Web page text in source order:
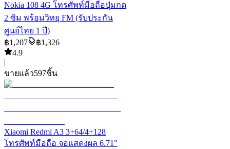
Nokia 108 4G โทรศัพท์มือถือปุ่มกด
2 ซิม พร้อมวิทยุ FM (รับประกัน
ศูนย์ไทย 1 ปี)
฿1,207 ฿1,326
4.9
|
ขายแล้ว597ชิ้น
Xiaomi Redmi A3 3+64/4+128
โทรศัพท์มือถือ จอแสดงผล 6.71"